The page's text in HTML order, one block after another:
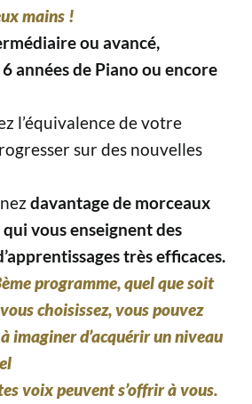
mains !
ou avancé,
années de Piano ou encore
l’équivalence de votre
sur des nouvelles
davantage de morceaux
vous enseignent des
très efficaces.
programme,quel que soit
choisissez, vous pouvez
imaginer d’acquérirun niveau
voix peuvent s’offrir à vous.